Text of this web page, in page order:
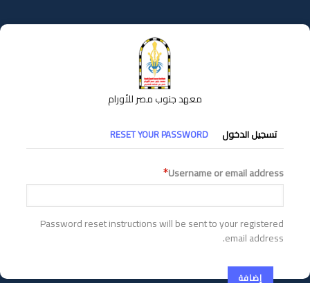
إلى
المحتوى
معهد جنوب مصر للأورام
التبويبات
الأساسية
تسجيل الدخول RESET YOUR PASSWORD
Username or email address
Password reset instructions will be sent to your registered
email address.